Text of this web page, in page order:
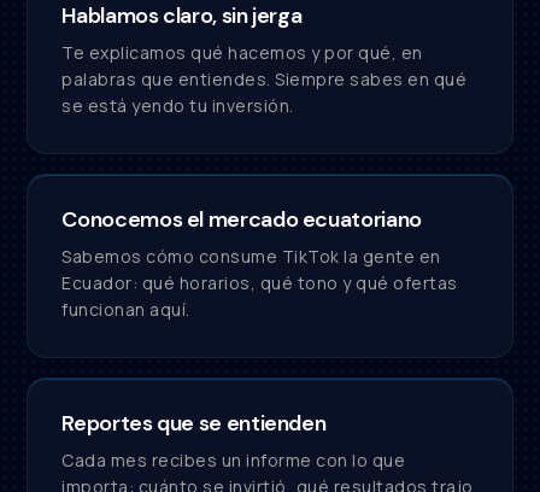
Hablamos claro, sin jerga
Te explicamos qué hacemos y por qué, en
palabras que entiendes. Siempre sabes en qué
se está yendo tu inversión.
Conocemos el mercado ecuatoriano
Sabemos cómo consume TikTok la gente en
Ecuador: qué horarios, qué tono y qué ofertas
funcionan aquí.
Reportes que se entienden
Cada mes recibes un informe con lo que
importa: cuánto se invirtió, qué resultados trajo